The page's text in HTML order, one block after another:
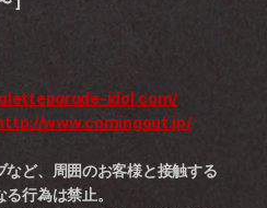
idol.com/
www.comingout.jp/
など、周囲のお客様と接触する
行為は禁止。